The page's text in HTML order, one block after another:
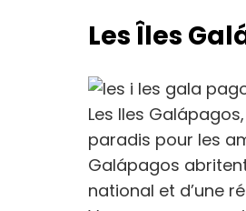
Les Îles
Les Iles
paradis pour les
Galápagos
national et d’une